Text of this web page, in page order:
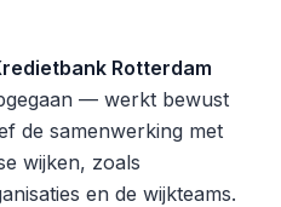
Rotterdam
— werkt bewust
de samenwerking met
wijken, zoals
en de wijkteams.